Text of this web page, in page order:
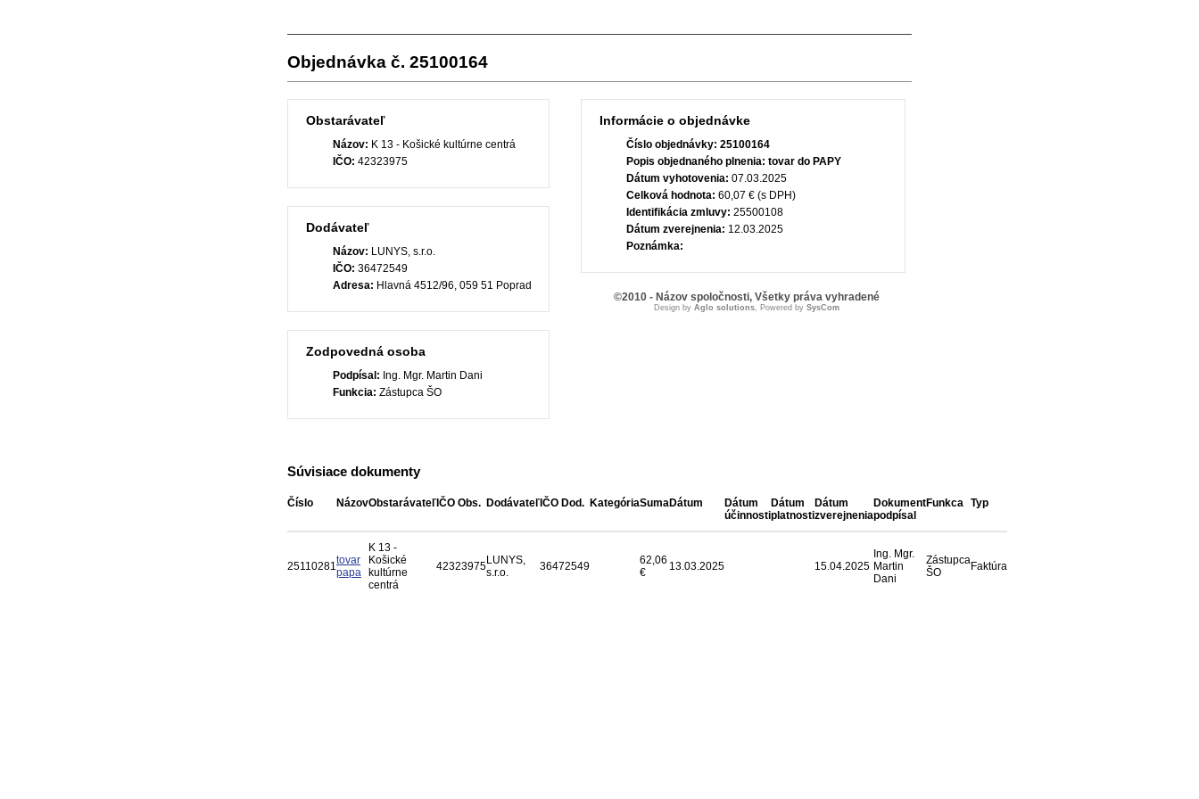
Objednávka č. 25100164
Obstarávateľ
Názov: K 13 - Košické kultúrne centrá
IČO: 42323975
Dodávateľ
Názov: LUNYS, s.r.o.
IČO: 36472549
Adresa: Hlavná 4512/96, 059 51 Poprad
Zodpovedná osoba
Podpísal: Ing. Mgr. Martin Dani
Funkcia: Zástupca ŠO
Informácie o objednávke
Číslo objednávky: 25100164
Popis objednaného plnenia: tovar do PAPY
Dátum vyhotovenia: 07.03.2025
Celková hodnota: 60,07 € (s DPH)
Identifikácia zmluvy: 25500108
Dátum zverejnenia: 12.03.2025
Poznámka:
Súvisiace dokumenty
Číslo NázovObstarávateľ IČO Obs. Dodávateľ IČO Dod. KategóriaSumaDátum
Dátum
účinnosti
Dátum
platnosti
Dátum
zverejnenia
Dokument
podpísal
Funkca Typ
25110281tovar
papa
K 13 -
Košické
kultúrne
centrá
42323975LUNYS,
s.r.o.
36472549
62,06
€
13.03.2025 15.04.2025
Ing. Mgr.
Martin
Dani
Zástupca
ŠO
Faktúra
©2010 - Názov spoločnosti, Všetky práva vyhradené
Design by Aglo solutions, Powered by SysCom